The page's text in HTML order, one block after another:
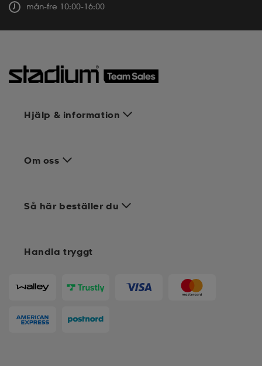
mån-fre 10:00-16:00
Hjälp & information
Om oss
Handla tryggt
Så här beställer du